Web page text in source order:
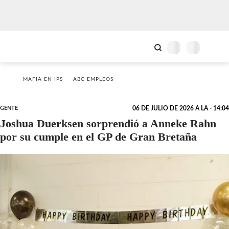
MAFIA EN IPS ABC EMPLEOS
GENTE 06 DE JULIO DE 2026 A LA - 14:04
Joshua Duerksen sorprendió a Anneke Rahn
por su cumple en el GP de Gran Bretaña